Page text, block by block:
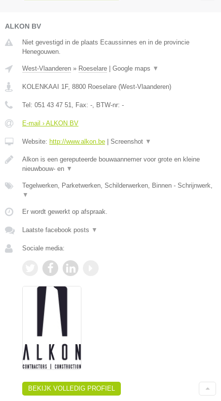
ALKON BV
Niet gevestigd in de plaats Ecaussinnes en in de provincie
Henegouwen.
West-Vlaanderen » Roeselare | Google maps ▼
KOLENKAAI 1F, 8800 Roeselare (West-Vlaanderen)
Tel: 051 43 47 51 , Fax: - , BTW-nr: -
E-mail › ALKON BV
Website: http://www.alkon.be | Screenshot ▼
Alkon is een gereputeerde bouwaannemer voor grote en kleine
nieuwbouw- en ▼
Tegelwerken, Parketwerken, Schilderwerken, Binnen - Schrijnwerk,
▼
Er wordt gewerkt op afspraak.
Laatste facebook posts ▼
Sociale media:
BEKIJK VOLLEDIG PROFIEL